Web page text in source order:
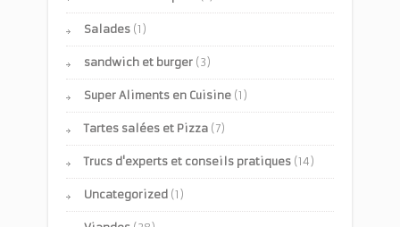
Salades (1)
sandwich et burger (3)
Super Aliments en Cuisine (1)
Tartes salées et Pizza (7)
Trucs d'experts et conseils pratiques (14)
Uncategorized (1)